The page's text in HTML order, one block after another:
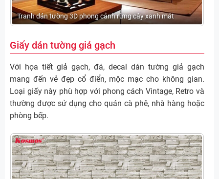
Tranh dán tường 3D phong cảnh rừng cây xanh mát
Giấy dán tường giả gạch
Với họa tiết giả gạch, đá, decal dán tường giả gạch
mang đến vẻ đẹp cổ điển, mộc mạc cho không gian.
Loại giấy này phù hợp với phong cách Vintage, Retro và
thường được sử dụng cho quán cà phê, nhà hàng hoặc
phòng bếp.